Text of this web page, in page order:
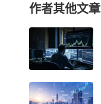
作者其他文章